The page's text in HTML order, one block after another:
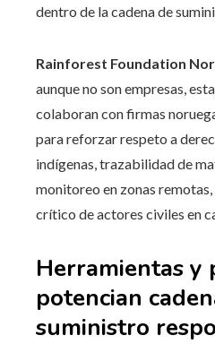
dentro de la cadena de
Rainforest Foundation
aunque no son empresas,
colaboran con firmas
para reforzar respeto a
indígenas, trazabilidad de
monitoreo en zonas
crítico de actores civiles en
Herramientas y
potencian
suministro